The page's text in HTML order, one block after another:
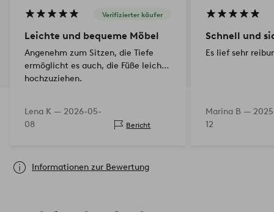
Verifizierter käufer
Leichte und bequeme Möbel
Angenehm zum Sitzen, die Tiefe
ermöglicht es auch, die Füße leicht
hochzuziehen.
Lena K — 2026-05-
08
Bericht
Schnell und
Es lief sehr
Marina B —
12
Informationen zur Bewertung